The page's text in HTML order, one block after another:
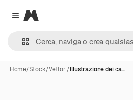
Close menu
Magnific
Home/Stock/Vettori/Illustrazione dei ca…